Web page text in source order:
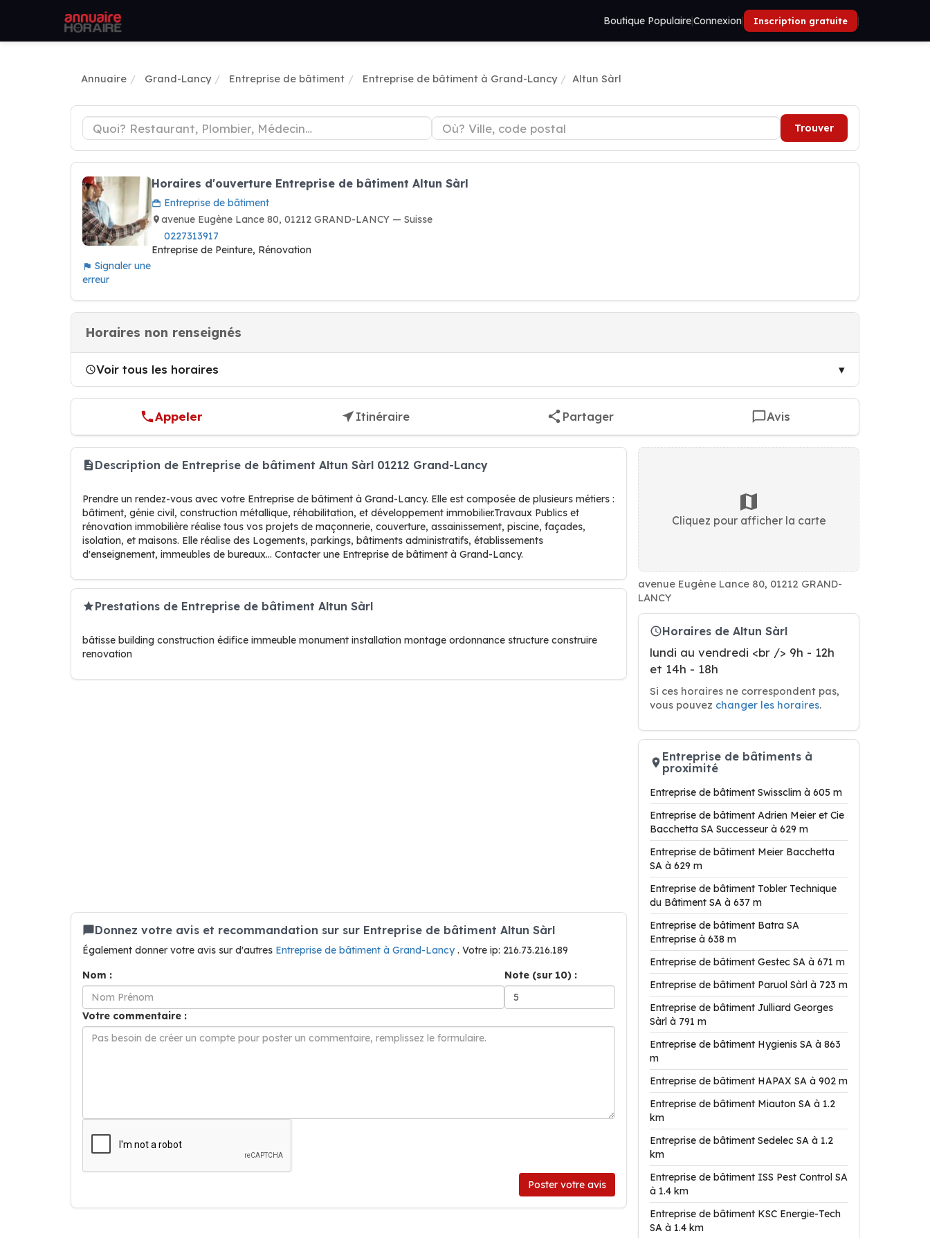
Boutique Populaire|Connexion| Inscription gratuite |
Annuaire Grand-Lancy Entreprise de bâtiment Entreprise de bâtiment à Grand-Lancy Altun Sàrl
Trouver
Signaler une
erreur
Horaires d'ouverture Entreprise de bâtiment Altun Sàrl
Entreprise de bâtiment
avenue Eugène Lance 80, 01212 GRAND-LANCY — Suisse
0227313917
Entreprise de Peinture, Rénovation
Horaires non renseignés
Voir tous les horaires
Appeler Itinéraire Partager Avis
Description de Entreprise de bâtiment Altun Sàrl 01212 Grand-Lancy
Prendre un rendez-vous avec votre Entreprise de bâtiment à Grand-Lancy. Elle est composée de plusieurs métiers :
bâtiment, génie civil, construction métallique, réhabilitation, et développement immobilier.Travaux Publics et
rénovation immobilière réalise tous vos projets de maçonnerie, couverture, assainissement, piscine, façades,
isolation, et maisons. Elle réalise des Logements, parkings, bâtiments administratifs, établissements
d'enseignement, immeubles de bureaux… Contacter une Entreprise de bâtiment à Grand-Lancy.
Prestations de Entreprise de bâtiment Altun Sàrl
bâtisse building construction édifice immeuble monument installation montage ordonnance structure construire
renovation
Donnez votre avis et recommandation sur sur Entreprise de bâtiment Altun Sàrl
Également donner votre avis sur d'autres Entreprise de bâtiment à Grand-Lancy. Votre ip: 216.73.216.189
Nom :
Note (sur 10) :
Votre commentaire :
Poster votre avis
Cliquez pour afficher la carte
avenue Eugène Lance 80, 01212 GRAND-
LANCY
Horaires de Altun Sàrl
lundi au vendredi <br /> 9h - 12h
et 14h - 18h
Si ces horaires ne correspondent pas,
vous pouvez changer les horaires.
Entreprise de bâtiments à
proximité
Entreprise de bâtiment Swissclim à 605 m
Entreprise de bâtiment Adrien Meier et Cie
Bacchetta SA Successeur à 629 m
Entreprise de bâtiment Meier Bacchetta
SA à 629 m
Entreprise de bâtiment Tobler Technique
du Bâtiment SA à 637 m
Entreprise de bâtiment Batra SA
Entreprise à 638 m
Entreprise de bâtiment Gestec SA à 671 m
Entreprise de bâtiment Paruol Sàrl à 723 m
Entreprise de bâtiment Julliard Georges
Sàrl à 791 m
Entreprise de bâtiment Hygienis SA à 863
m
Entreprise de bâtiment HAPAX SA à 902 m
Entreprise de bâtiment Miauton SA à 1.2
km
Entreprise de bâtiment Sedelec SA à 1.2
km
Entreprise de bâtiment ISS Pest Control SA
à 1.4 km
Entreprise de bâtiment KSC Energie-Tech
SA à 1.4 km